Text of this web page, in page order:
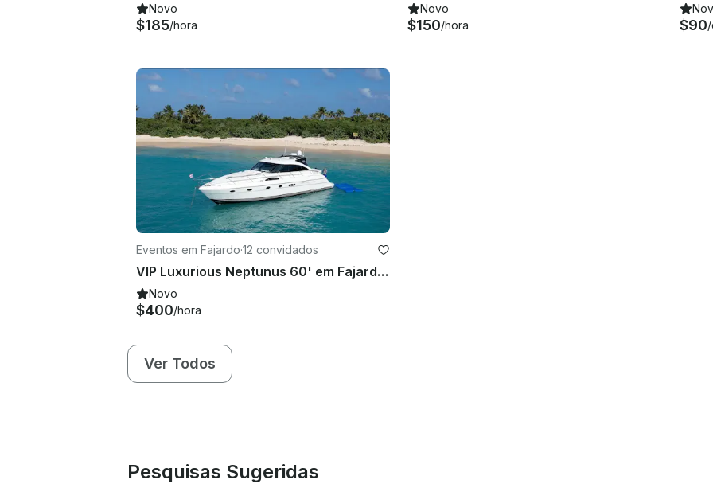
Novo
$185/hora
Novo
$150/hora $90
Eventos em Fajardo·12 convidados
VIP Luxurious Neptunus 60' em Fajardo, Porto Rico
Novo
$400/hora
Ver Todos
Pesquisas Sugeridas